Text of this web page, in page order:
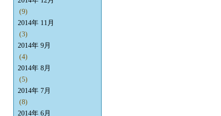
(9)
2014年 11月
(3)
2014年 9月
(4)
2014年 8月
(5)
2014年 7月
(8)
2014年 6月